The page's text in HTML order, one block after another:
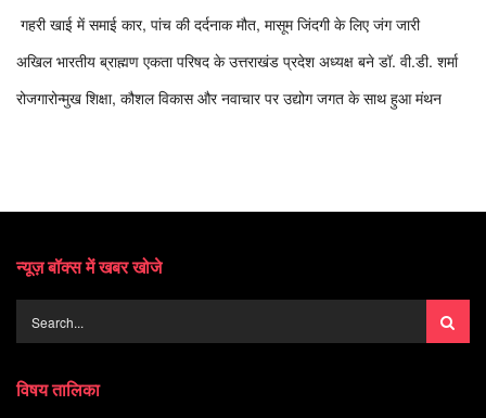
गहरी खाई में समाई कार, पांच की दर्दनाक मौत, मासूम जिंदगी के लिए जंग जारी
अखिल भारतीय ब्राह्मण एकता परिषद के उत्तराखंड प्रदेश अध्यक्ष बने डॉ. वी.डी. शर्मा
रोजगारोन्मुख शिक्षा, कौशल विकास और नवाचार पर उद्योग जगत के साथ हुआ मंथन
न्यूज़ बॉक्स में खबर खोजे
विषय तालिका